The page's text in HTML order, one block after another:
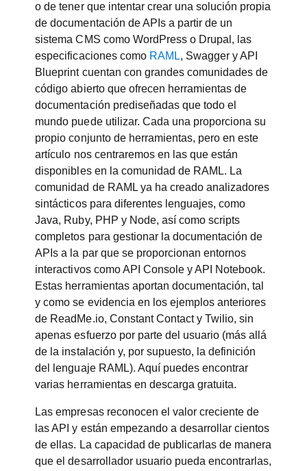
o de tener que intentar crear una solución propia
de documentación de APIs a partir de un
sistema CMS como WordPress o Drupal, las
especificaciones como RAML, Swagger y API
Blueprint cuentan con grandes comunidades de
código abierto que ofrecen herramientas de
documentación prediseñadas que todo el
mundo puede utilizar. Cada una proporciona su
propio conjunto de herramientas, pero en este
artículo nos centraremos en las que están
disponibles en la comunidad de RAML. La
comunidad de RAML ya ha creado analizadores
sintácticos para diferentes lenguajes, como
Java, Ruby, PHP y Node, así como scripts
completos para gestionar la documentación de
APIs a la par que se proporcionan entornos
interactivos como API Console y API Notebook.
Estas herramientas aportan documentación, tal
y como se evidencia en los ejemplos anteriores
de ReadMe.io, Constant Contact y Twilio, sin
apenas esfuerzo por parte del usuario (más allá
de la instalación y, por supuesto, la definición
del lenguaje RAML). Aquí puedes encontrar
varias herramientas en descarga gratuita.
Las empresas reconocen el valor creciente de
las API y están empezando a desarrollar cientos
de ellas. La capacidad de publicarlas de manera
que el desarrollador usuario pueda encontrarlas,